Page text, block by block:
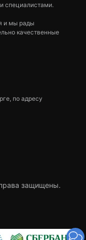
специалистами.
и мы рады
качественные
по адресу
защищены.